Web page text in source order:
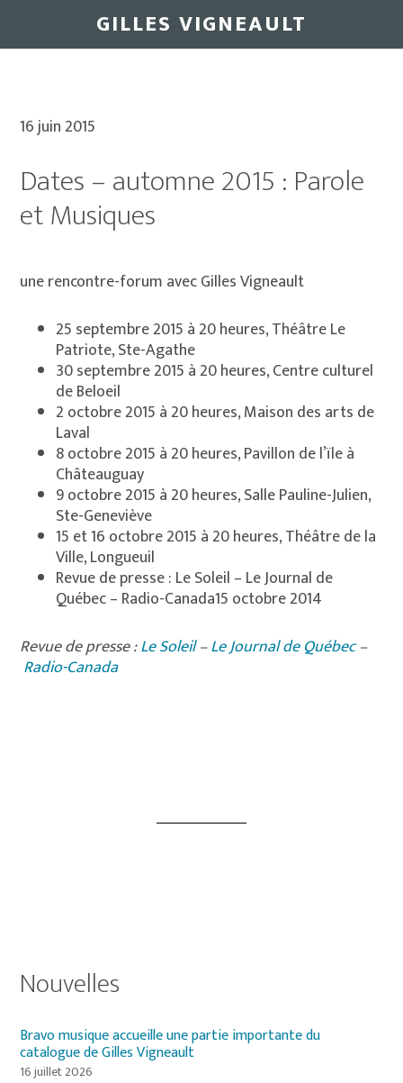
main
primary
GILLES VIGNEAULT
16 juin 2015
Dates – automne 2015 : Parole
et Musiques
une rencontre-forum avec Gilles Vigneault
25 septembre 2015 à 20 heures, Théâtre Le
Patriote, Ste-Agathe
30 septembre 2015 à 20 heures, Centre culturel
de Beloeil
2 octobre 2015 à 20 heures, Maison des arts de
Laval
8 octobre 2015 à 20 heures, Pavillon de l’ïle à
Châteauguay
9 octobre 2015 à 20 heures, Salle Pauline-Julien,
Ste-Geneviève
15 et 16 octobre 2015 à 20 heures, Théâtre de la
Ville, Longueuil
Revue de presse : Le Soleil – Le Journal de
Québec – Radio-Canada15 octobre 2014
Revue de presse :Le Soleil–Le Journal de Québec–
Radio-Canada
Primary
Sidebar
Nouvelles
Bravo musique accueille une partie importante du
catalogue de Gilles Vigneault
16 juillet 2026